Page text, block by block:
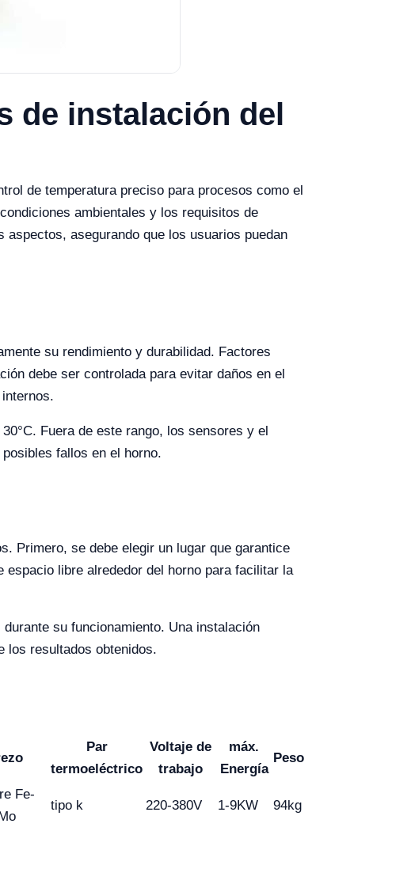
de instalación del
de temperatura preciso para procesos como el
ambientales y los requisitos de
asegurando que los usuarios puedan
su rendimiento y durabilidad. Factores
debe ser controlada para evitar daños en el
Fuera de este rango, los sensores y el
fallos en el horno.
Primero, se debe elegir un lugar que garantice
libre alrededor del horno para facilitar la
su funcionamiento. Una instalación
los resultados obtenidos.
Par
termoeléctrico
Voltaje de
trabajo
máx.
Energía
Peso
Fe-
tipo k 220-380V 1-9KW 94kg